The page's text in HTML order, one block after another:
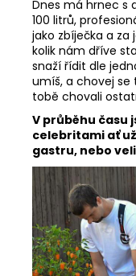
Dnes má hrnec
100 litrů,
jako zbíječka a za
kolik nám dříve
snaží řídit dle
umíš, a chovej se
tobě chovali
V průběhu času
celebritami ať
gastru, nebo